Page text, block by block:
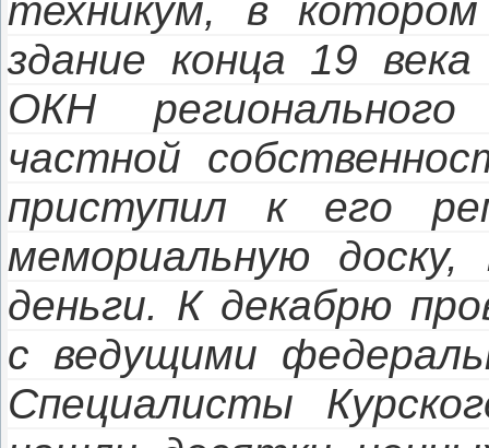
техникум, в
здание конца 19
ОКН
частной
приступил к его
мемориальную
деньги. К декабрю
с ведущими
Специалисты